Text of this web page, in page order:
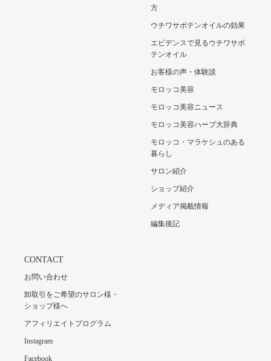
方
ウチワサボテンオイルの効果
エビデンスで見るウチワサボ
テンオイル
お客様の声・体験談
モロッコ美容
モロッコ美容ニュース
モロッコ美容ハーブ大辞典
モロッコ・マラケシュのある
暮らし
サロン紹介
ショップ紹介
メディア掲載情報
編集後記
CONTACT
お問い合わせ
卸取引をご希望のサロン様・
ショップ様へ
アフィリエイトプログラム
Instagram
Facebook